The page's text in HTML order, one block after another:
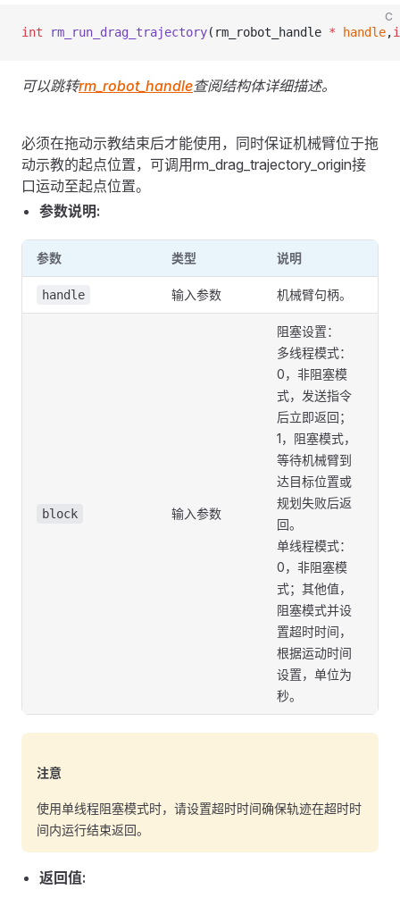
C
int rm_run_drag_trajectory(rm_robot_handle * handle,
可以跳转rm_robot_handle查阅结构体详细描述。
必须在拖动示教结束后才能使用，同时保证机械臂位于拖
动示教的起点位置，可调用rm_drag_trajectory_origin接
口运动至起点位置。
参数说明:
参数 类型 说明
handle 输入参数 机械臂句柄。
block 输入参数
阻塞设置：
多线程模式：
0，非阻塞模
式，发送指令
后立即返回；
1，阻塞模式，
等待机械臂到
达目标位置或
规划失败后返
回。
单线程模式：
0，非阻塞模
式；其他值，
阻塞模式并设
置超时时间，
根据运动时间
设置，单位为
秒。
注意
使用单线程阻塞模式时，请设置超时时间确保轨迹在超时时
间内运行结束返回。
返回值: